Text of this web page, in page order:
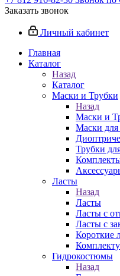
Заказать звонок
Личный кабинет
Главная
Каталог
Назад
Каталог
Маски и Трубки
Назад
Маски и
Маски для
Трубки
Ласты
Назад
Ласты
Ласты с
Ласты с
Короткие
Гидрокостюмы
Назад